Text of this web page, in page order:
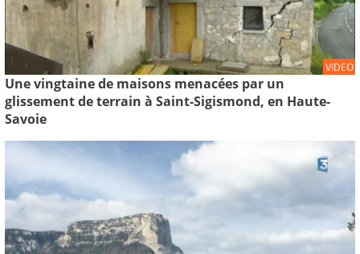
VIDEO
Une vingtaine de maisons menacées par un
glissement de terrain à Saint-Sigismond, en Haute-
Savoie